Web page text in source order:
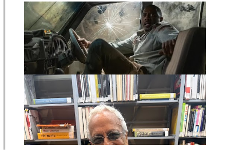
julho 31, 2026
A FERA É UM DOS DESTAQUES
MEGAPIX DE 3 A 9 DE AGOSTO
Compartilhar Postar um comentário